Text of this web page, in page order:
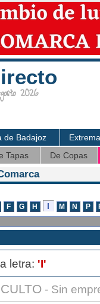
2026
de Badajoz
Tapas De Copas
letra: 'I'
- Sin